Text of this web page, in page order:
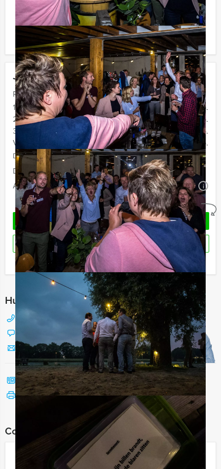
Jouw uitje
Prijs :
12 - 19 personen
€ 72,50 p.p.
20 - 29 personen
€ 69,50 p.p.
30 - 39 personen
€ 66,50 p.p.
Vanaf 40 personen
€ 64,50 p.p.
De prijzen zijn exclusief BTW
Duur:
4 uur
Aantal:
Minimaal 12 personen i
Geheel vrijblijvend
OFFERTE AANVRAGEN
RESERVEREN
Ik heb een vraag over dit uitje
Hulp nodig bij het kiezen?
088 428 81 17
Stuur ons een mailtje
Bel mij terug
Bekijk printbare versie
Komt u niet aan het minimale aantal deelnemers? Als u
bereid bent voor het minimale aantal te betalen, kunt u
ook gewoon voor minder personen boeken!
Combineer dit uitje met:
Empire City Dinner Game in